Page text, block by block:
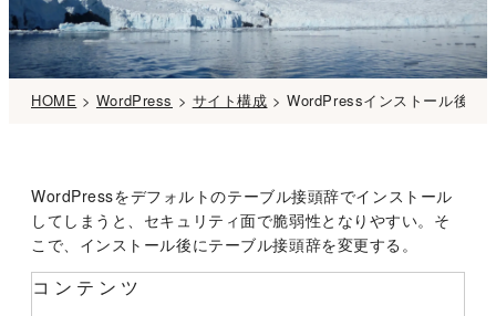
HOME > WordPress > サイト構成 >WordPressインストール後に
WordPressをデフォルトのテーブル接頭辞でインストール
してしまうと、セキュリティ面で脆弱性となりやすい。そ
こで、インストール後にテーブル接頭辞を変更する。
コンテンツ